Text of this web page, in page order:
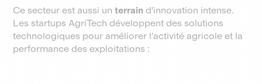
Ce secteur est aussi unterrain d'innovation intense.
Les startups AgriTech développent des solutions
technologiques pour améliorer l'activité agricole et la
performance des exploitations :